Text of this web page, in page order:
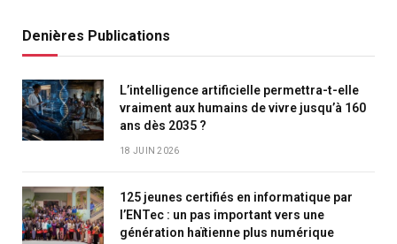
Denières Publications
L’intelligence artificielle permettra-t-elle
vraiment aux humains de vivre jusqu’à 160
ans dès 2035 ?
18 JUIN 2026
125 jeunes certifiés en informatique par
l’ENTec : un pas important vers une
génération haïtienne plus numérique